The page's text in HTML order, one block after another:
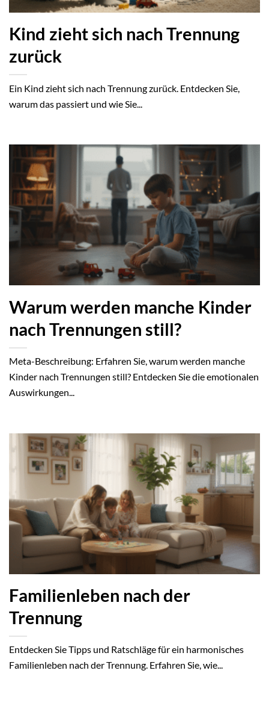
Kind zieht sich nach Trennung
zurück
Ein Kind zieht sich nach Trennung zurück. Entdecken Sie,
warum das passiert und wie Sie...
Warum werden manche Kinder
nach Trennungen still?
Meta-Beschreibung: Erfahren Sie, warum werden manche
Kinder nach Trennungen still? Entdecken Sie die emotionalen
Auswirkungen...
Familienleben nach der
Trennung
Entdecken Sie Tipps und Ratschläge für ein harmonisches
Familienleben nach der Trennung. Erfahren Sie, wie...